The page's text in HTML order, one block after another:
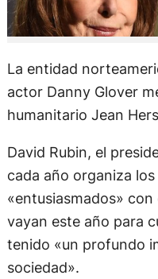
La entidad
actor Danny Glover
humanitario Jean
David Rubin, el
cada año organiza
«entusiasmados»
vayan este año para
tenido «un profundo
sociedad».